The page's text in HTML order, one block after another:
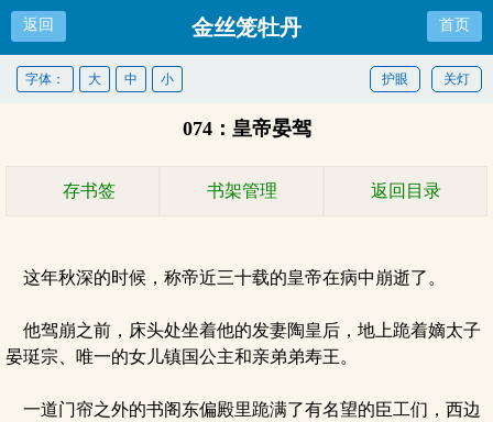
返回 金丝笼牡丹 首页
关灯
护眼
字体： 大 中 小
074：皇帝晏驾
存书签 书架管理 返回目录
这年秋深的时候，称帝近三十载的皇帝在病中崩逝了。
他驾崩之前，床头处坐着他的发妻陶皇后，地上跪着嫡太子
晏珽宗、唯一的女儿镇国公主和亲弟弟寿王。
一道门帘之外的书阁东偏殿里跪满了有名望的臣工们，西边